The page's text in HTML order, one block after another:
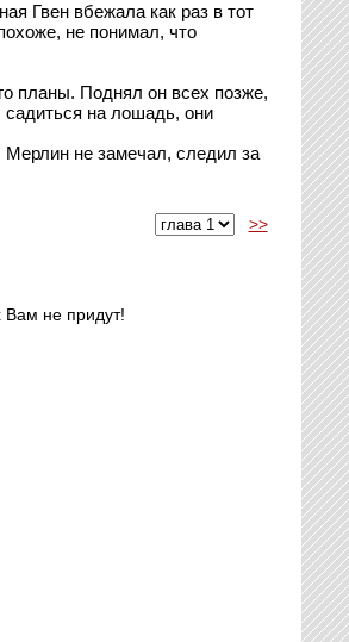
Гвен вбежала как раз в тот
не понимал, что
планы. Поднял он всех позже,
на лошадь, они
Мерлин не замечал, следил за
>>
Вам не придут!